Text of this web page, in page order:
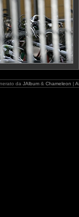
da JAlbum& Chameleon |